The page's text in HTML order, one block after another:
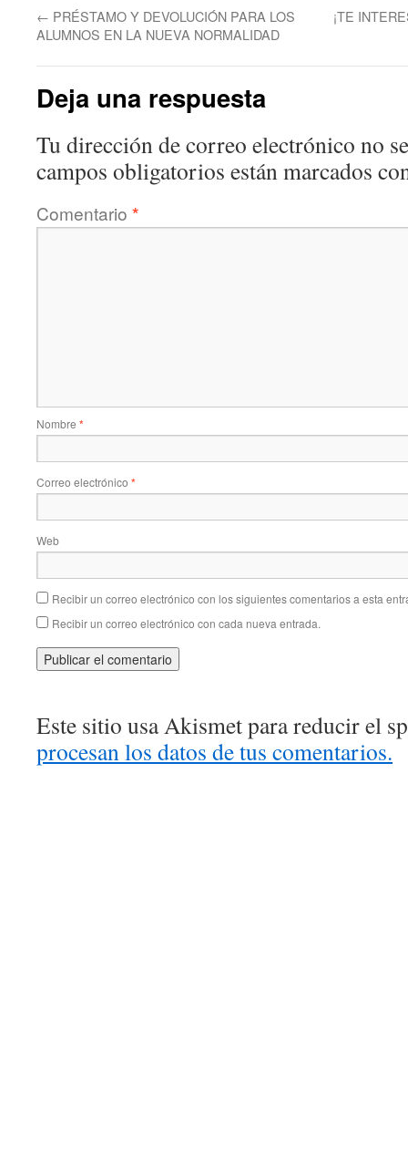
← PRÉSTAMO Y DEVOLUCIÓN PARA LOS
ALUMNOS EN LA NUEVA NORMALIDAD
¡TE
Deja una respuesta
Tu dirección de correo electrónico no
campos obligatorios están marcados
Comentario *
Nombre *
Correo electrónico *
Web
Recibir un correo electrónico con los siguientes comentarios a esta
Recibir un correo electrónico con cada nueva entrada.
Este sitio usa Akismet para reducir el
procesan los datos de tus comentarios.